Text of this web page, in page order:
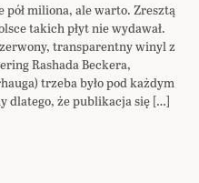
pół miliona, ale warto. Zresztą
takich płyt nie wydawał.
transparentny winyl z
Rashada Beckera,
trzeba było pod każdym
dlatego, że publikacja się […]